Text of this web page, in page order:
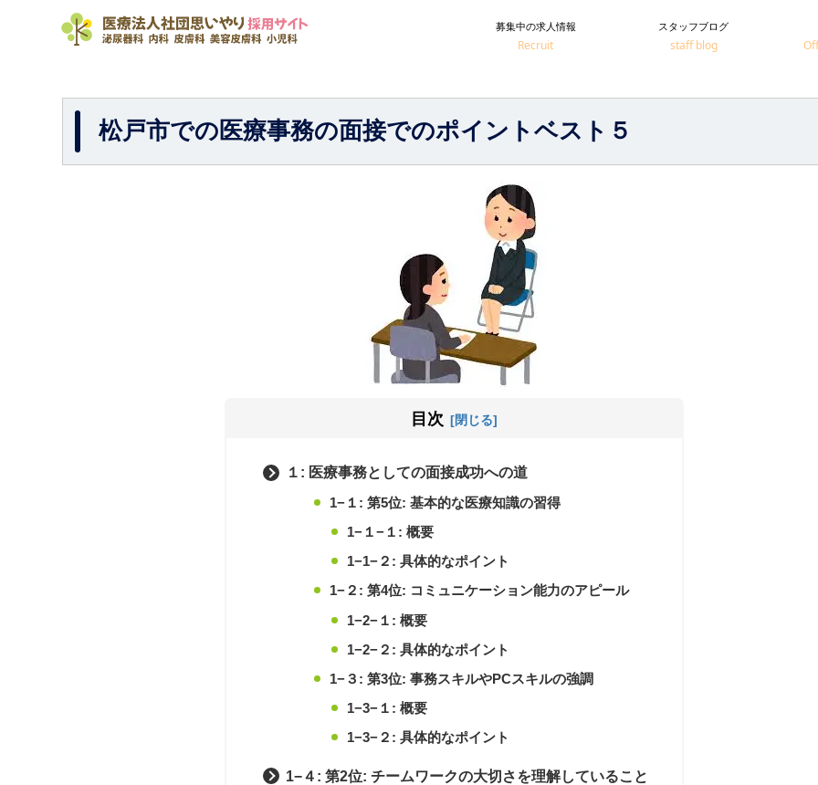
募集中の求人情報
Recruit
スタッフブログ
staff blog
松戸市での医療事務の面接でのポイントベスト５
目次
１: 医療事務としての面接成功への道
1−１: 第5位: 基本的な医療知識の習得
1−１−１: 概要
1−1−２: 具体的なポイント
1−２: 第4位: コミュニケーション能力のアピール
1−2−１: 概要
1−2−２: 具体的なポイント
1−３: 第3位: 事務スキルやPCスキルの強調
1−3−１: 概要
1−3−２: 具体的なポイント
1−４: 第2位: チームワークの大切さを理解していること